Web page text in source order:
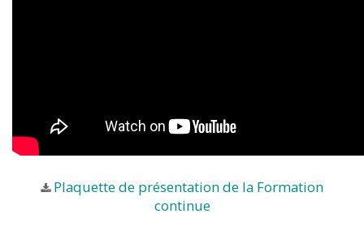
Plaquette de présentation de la Formation
continue